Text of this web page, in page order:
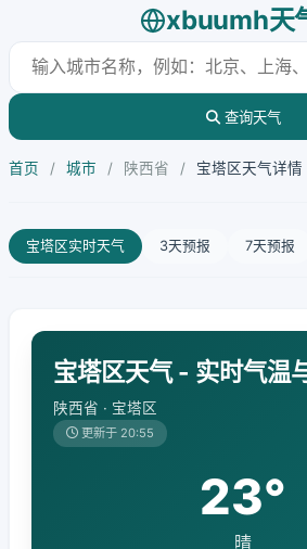
xbuumh天
查询天气
首页 / 城市 / 陕西省 / 宝塔区天气详情
宝塔区实时天气 3天预报 7天预报
宝塔区天气 - 实时气温
陕西省 · 宝塔区
更新于 20:55
23°
晴